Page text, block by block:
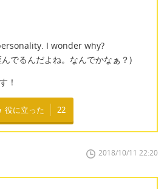
I wonder why?
でるんだよね。なんでかなぁ？)
！
役に立った 22
2018/10/11 22:20